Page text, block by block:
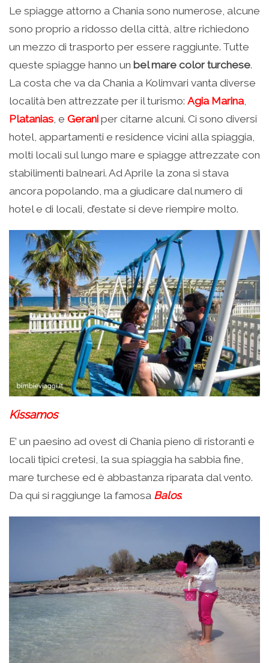
Le spiagge attorno a Chania sono numerose, alcune
sono proprio a ridosso della città, altre richiedono
un mezzo di trasporto per essere raggiunte. Tutte
queste spiagge hanno un bel mare color turchese.
La costa che va da Chania a Kolimvari vanta diverse
località ben attrezzate per il turismo: Agia Marina,
Platanias , e Gerani per citarne alcuni. Ci sono diversi
hotel, appartamenti e residence vicini alla spiaggia,
molti locali sul lungo mare e spiagge attrezzate con
stabilimenti balneari. Ad Aprile la zona si stava
ancora popolando, ma a giudicare dal numero di
hotel e di locali, d’estate si deve riempire molto.
Kissamos
E’ un paesino ad ovest di Chania pieno di ristoranti e
locali tipici cretesi, la sua spiaggia ha sabbia fine,
mare turchese ed è abbastanza riparata dal vento.
Da qui si raggiunge la famosa Balos.